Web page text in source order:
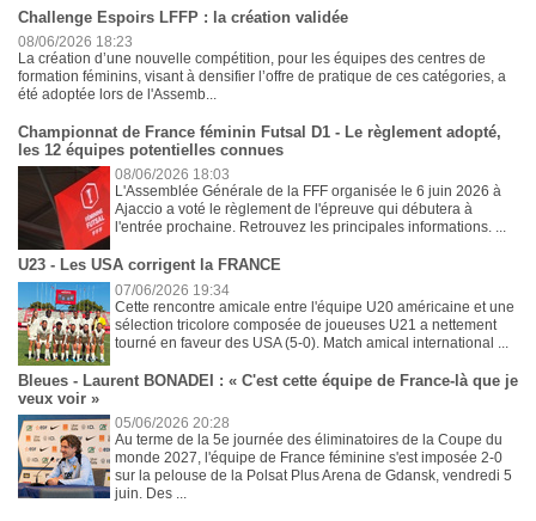
Challenge Espoirs LFFP : la création validée
08/06/2026 18:23
La création d’une nouvelle compétition, pour les équipes des centres de
formation féminins, visant à densifier l’offre de pratique de ces catégories, a
été adoptée lors de l'Assemb...
Championnat de France féminin Futsal D1 - Le règlement adopté,
les 12 équipes potentielles connues
08/06/2026 18:03
L'Assemblée Générale de la FFF organisée le 6 juin 2026 à
Ajaccio a voté le règlement de l'épreuve qui débutera à
l'entrée prochaine. Retrouvez les principales informations. ...
U23 - Les USA corrigent la FRANCE
07/06/2026 19:34
Cette rencontre amicale entre l'équipe U20 américaine et une
sélection tricolore composée de joueuses U21 a nettement
tourné en faveur des USA (5-0). Match amical international ...
Bleues - Laurent BONADEI : « C'est cette équipe de France-là que je
veux voir »
05/06/2026 20:28
Au terme de la 5e journée des éliminatoires de la Coupe du
monde 2027, l'équipe de France féminine s'est imposée 2-0
sur la pelouse de la Polsat Plus Arena de Gdansk, vendredi 5
juin. Des ...